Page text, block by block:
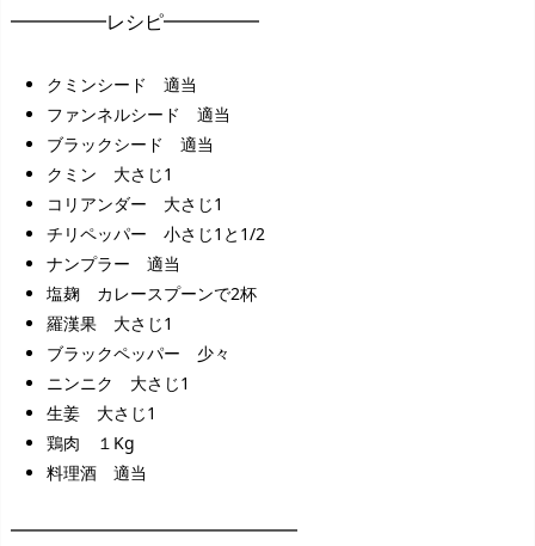
━━━━━レシピ━━━━━
クミンシード 適当
ファンネルシード 適当
ブラックシード 適当
クミン 大さじ1
コリアンダー 大さじ1
チリペッパー 小さじ1と1/2
ナンプラー 適当
塩麹 カレースプーンで2杯
羅漢果 大さじ1
ブラックペッパー 少々
ニンニク 大さじ1
生姜 大さじ1
鶏肉 １Kg
料理酒 適当
━━━━━━━━━━━━━━━